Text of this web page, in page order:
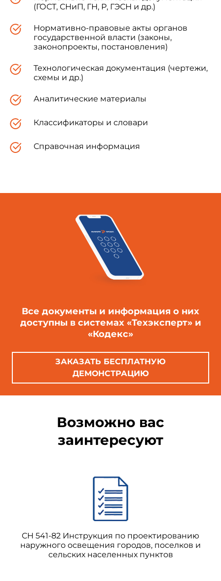
(ГОСТ, СНиП, ГН, Р, ГЭСН и др.)
Нормативно-правовые акты органов
государственной власти (законы,
законопроекты, постановления)
Технологическая документация (чертежи,
схемы и др.)
Аналитические материалы
Классификаторы и словари
Справочная информация
Все документы и информация о них
доступны в системах «Техэксперт» и
«Кодекс»
ЗАКАЗАТЬ БЕСПЛАТНУЮ
ДЕМОНСТРАЦИЮ
Возможно вас
заинтересуют
СН 541-82 Инструкция по проектированию
наружного освещения городов, поселков и
сельских населенных пунктов